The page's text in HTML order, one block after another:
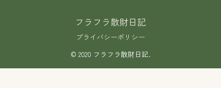
フラフラ散財日記
プライバシーポリシー
© 2020 フラフラ散財日記.